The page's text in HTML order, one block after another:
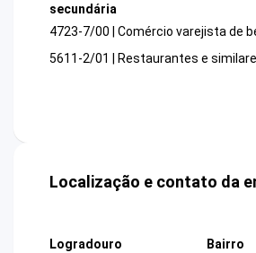
secundária
4723-7/00 | Comércio varejista de
5611-2/01 | Restaurantes e
Localização e contato da
Logradouro
Bairro